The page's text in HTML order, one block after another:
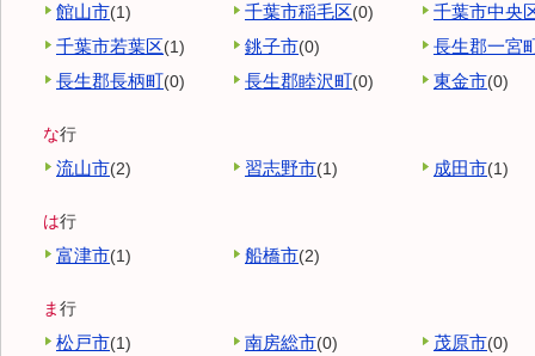
館山市(1) 千葉市稲毛区(0)
千葉市中央
千葉市若葉区(1) 銚子市(0)
長生郡一宮
長生郡長柄町(0) 長生郡睦沢町(0) 東金市(0)
な行
流山市(2) 習志野市(1) 成田市(1)
は行
富津市(1) 船橋市(2)
ま行
松戸市(1) 南房総市(0) 茂原市(0)